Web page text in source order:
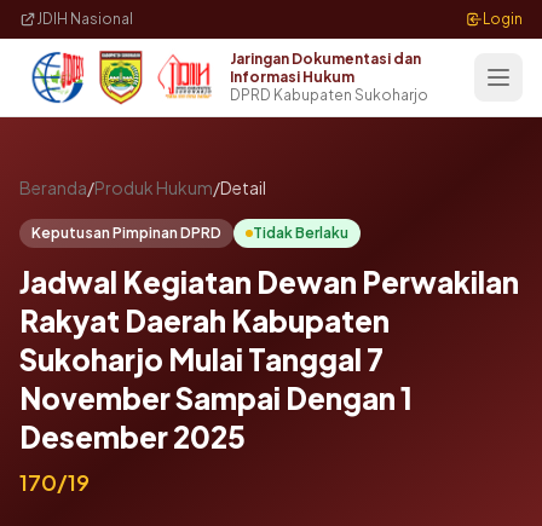
Langsung ke konten utama
JDIH Nasional Login
Jaringan Dokumentasi dan
Informasi Hukum
DPRD Kabupaten Sukoharjo
Beranda/Produk Hukum/Detail
Keputusan Pimpinan DPRD Tidak Berlaku
Jadwal Kegiatan Dewan Perwakilan
Rakyat Daerah Kabupaten
Sukoharjo Mulai Tanggal 7
November Sampai Dengan 1
Desember 2025
170/19